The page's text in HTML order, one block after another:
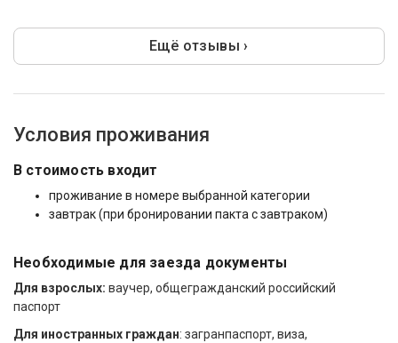
Ещё отзывы ›
Условия проживания
В стоимость входит
проживание в номере выбранной категории
завтрак (при бронировании пакта с завтраком)
Необходимые для заезда документы
Для взрослых: ваучер, общегражданский российский
паспорт
Для иностранных граждан: загранпаспорт, виза,